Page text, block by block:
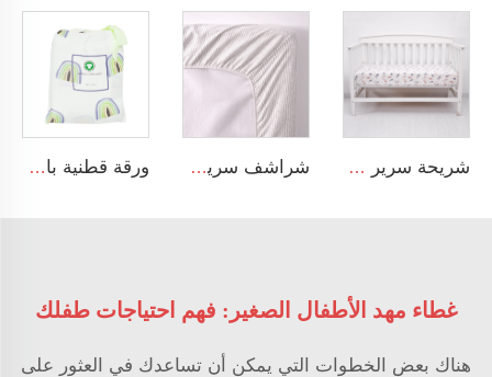
شريحة سرير من ألياف الخيزران الناعمة الحريرية للأطفال الرضع، مخصصة لأسرة الأطفال القياسية ومراتب الأطفال الصغار شراشف سرير أطفال بنسبة 100% قطن عضوي مقلم ومصنوع من القطن المشعوم، قابلة للتنفس وشريحة مثبتة ورقة قطنية بامبو عضوية بنسبة 100٪ لمولود ذكر أو أنثى، تناسب جميع الأسرة القياسية للطفل. ورقة ناعمة ومبردة مخصصة لسرير الطفل.
غطاء مهد الأطفال الصغير: فهم احتياجات طفلك
هناك بعض الخطوات التي يمكن أن تساعدك في العثور على